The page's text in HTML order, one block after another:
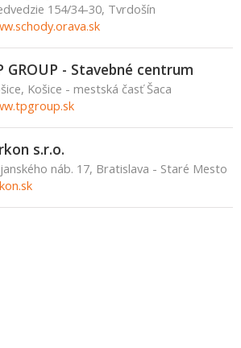
154/34-30, Tvrdošín
GROUP - Stavebné centrum
Košice - mestská časť Šaca
s.r.o.
náb. 17, Bratislava - Staré Mesto